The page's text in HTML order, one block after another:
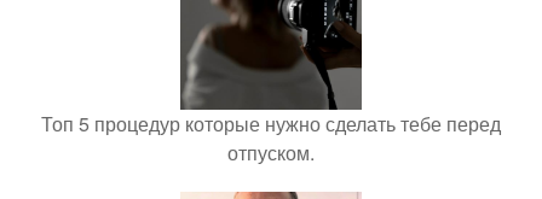
Топ 5 процедур которые нужно сделать тебе перед
отпуском.